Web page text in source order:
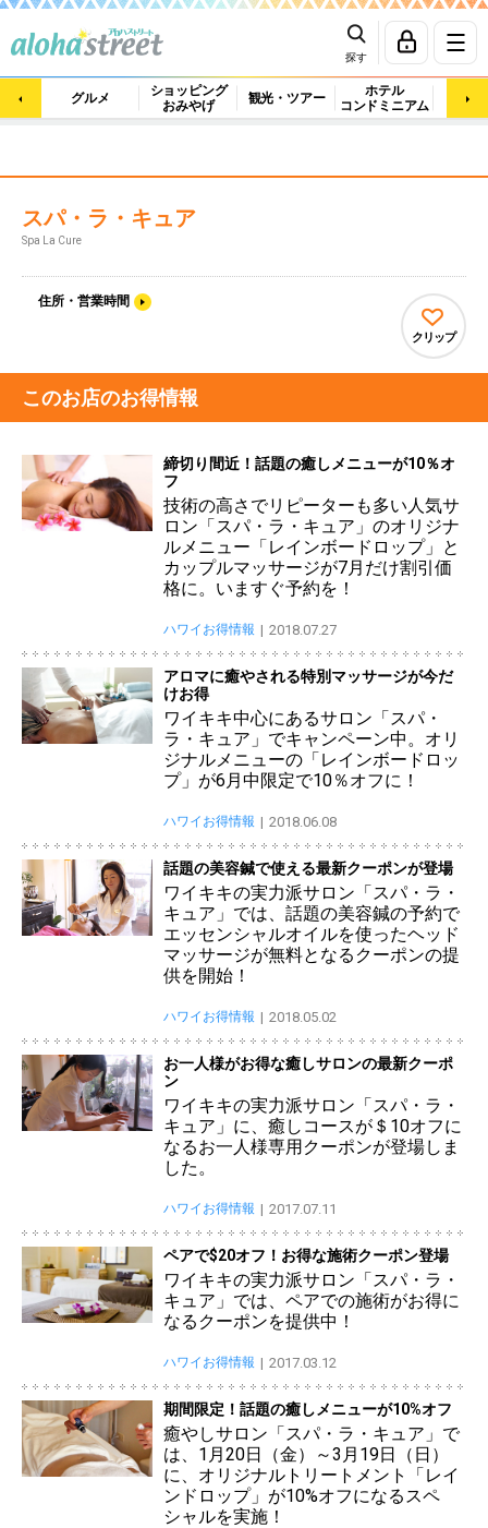
探す
グルメ
ショッピング
おみやげ
観光・ツアー
ホテル
コンドミニアム
マッ
スパ・ラ・キュア
Spa La Cure
住所・営業時間
クリップ
このお店のお得情報
締切り間近！話題の癒しメニューが10％オ
フ
技術の高さでリピーターも多い人気サ
ロン「スパ・ラ・キュア」のオリジナ
ルメニュー「レインボードロップ」と
カップルマッサージが7月だけ割引価
格に。いますぐ予約を！
ハワイお得情報 2018.07.27
アロマに癒やされる特別マッサージが今だ
けお得
ワイキキ中心にあるサロン「スパ・
ラ・キュア」でキャンペーン中。オリ
ジナルメニューの「レインボードロッ
プ」が6月中限定で10％オフに！
ハワイお得情報 2018.06.08
話題の美容鍼で使える最新クーポンが登場
ワイキキの実力派サロン「スパ・ラ・
キュア」では、話題の美容鍼の予約で
エッセンシャルオイルを使ったヘッド
マッサージが無料となるクーポンの提
供を開始！
ハワイお得情報 2018.05.02
お一人様がお得な癒しサロンの最新クーポ
ン
ワイキキの実力派サロン「スパ・ラ・
キュア」に、癒しコースが＄10オフに
なるお一人様専用クーポンが登場しま
した。
ハワイお得情報 2017.07.11
ペアで$20オフ！お得な施術クーポン登場
ワイキキの実力派サロン「スパ・ラ・
キュア」では、ペアでの施術がお得に
なるクーポンを提供中！
ハワイお得情報 2017.03.12
期間限定！話題の癒しメニューが10%オフ
癒やしサロン「スパ・ラ・キュア」で
は、1月20日（金）～3月19日（日）
に、オリジナルトリートメント「レイ
ンドロップ」が10%オフになるスペ
シャルを実施！